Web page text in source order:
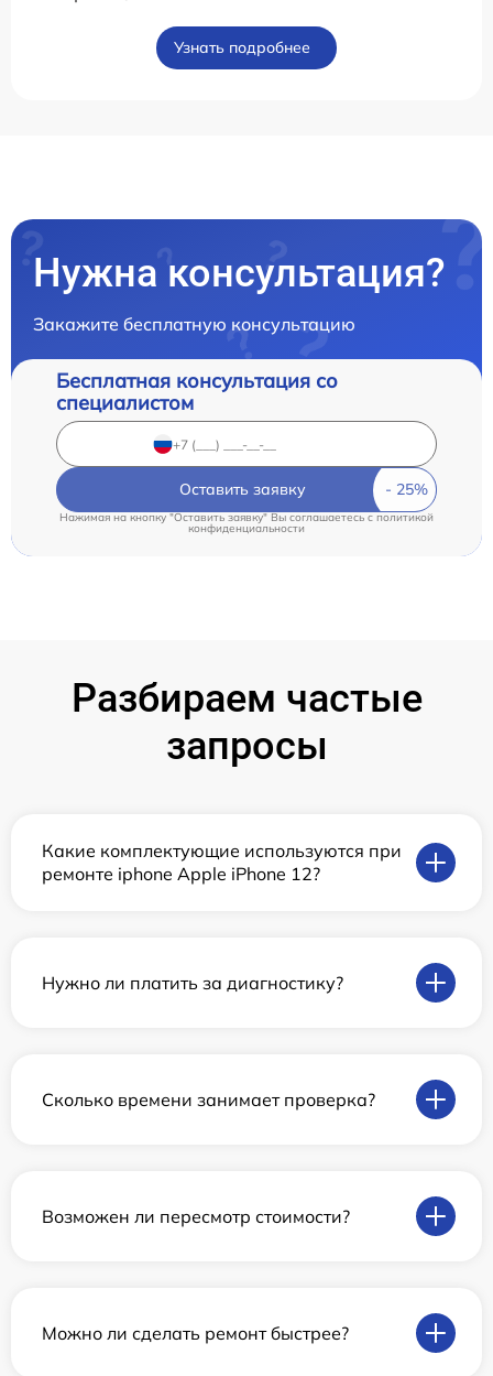
Узнать подробнее
Нужна консультация?
Закажите бесплатную консультацию
Бесплатная консультация со
специалистом
Оставить заявку
Нажимая на кнопку "Оставить заявку" Вы соглашаетесь cполитикой
конфиденциальности
Разбираем частые
запросы
Какие комплектующие используются при
ремонте iphone Apple iPhone 12?
Нужно ли платить за диагностику?
Сколько времени занимает проверка?
Возможен ли пересмотр стоимости?
Можно ли сделать ремонт быстрее?